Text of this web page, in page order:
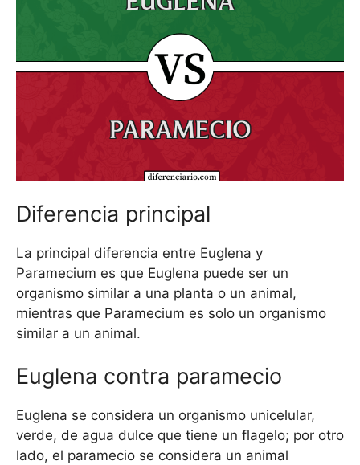
Diferencia principal
La principal diferencia entre Euglena y
Paramecium es que Euglena puede ser un
organismo similar a una planta o un animal,
mientras que Paramecium es solo un organismo
similar a un animal.
Euglena contra paramecio
Euglena se considera un organismo unicelular,
verde, de agua dulce que tiene un flagelo; por otro
lado, el paramecio se considera un animal